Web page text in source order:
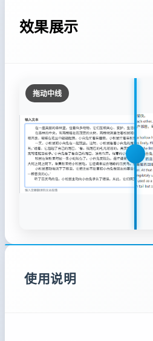
效果展示
拖动中线
使用说明